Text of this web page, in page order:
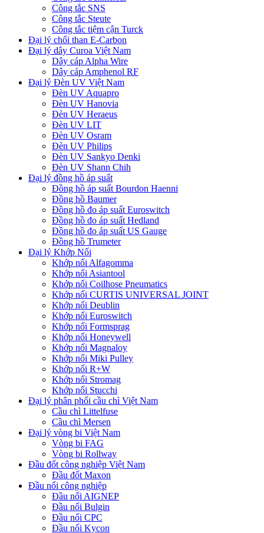
Công tắc SNS
Công tắc Steute
Công tắc tiệm cận Turck
Đại lý chổi than E-Carbon
Đại lý dây Curoa Việt Nam
Dây cáp Alpha Wire
Dây cáp Amphenol RF
Đại lý Đèn UV Việt Nam
Đèn UV Aquapro
Đèn UV Hanovia
Đèn UV Heraeus
Đèn UV LIT
Đèn UV Osram
Đèn UV Philips
Đèn UV Sankyo Denki
Đèn UV Shann Chih
Đại lý đồng hồ áp suất
Đồng hồ áp suất Bourdon Haenni
Đồng hồ Baumer
Đồng hồ đo áp suất Euroswitch
Đồng hồ đo áp suất Hedland
Đồng hồ đo áp suất US Gauge
Đồng hồ Trumeter
Đại lý Khớp Nối
Khớp nối Alfagomma
Khớp nối Asiantool
Khớp nối Coilhose Pneumatics
Khớp nối CURTIS UNIVERSAL JOINT
Khớp nối Deublin
Khớp nối Euroswitch
Khớp nối Formsprag
Khớp nối Honeywell
Khớp nối Magnaloy
Khớp nối Miki Pulley
Khớp nối R+W
Khớp nối Stromag
Khớp nối Stucchi
Đại lý phân phối cầu chì Việt Nam
Cầu chì Littelfuse
Cầu chì Mersen
Đại lý vòng bi Việt Nam
Vòng bi FAG
Vòng bi Rollway
Đầu đốt công nghiệp Việt Nam
Đầu đốt Maxon
Đầu nối công nghiệp
Đầu nối AIGNEP
Đầu nối Bulgin
Đầu nối CPC
Đầu nối Kycon